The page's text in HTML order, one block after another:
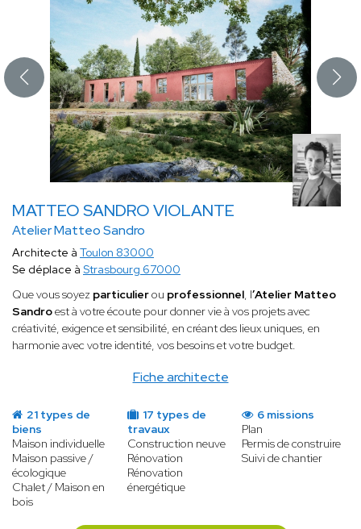
MATTEO SANDRO VIOLANTE
Atelier Matteo Sandro
Fiche architecte
Architecte à Toulon 83000
Se déplace à Strasbourg 67000
Que vous soyez particulierou professionnel, l’Atelier Matteo
Sandroest à votre écoute pour donner vie à vos projets avec
créativité, exigence et sensibilité, en créant des lieux uniques, en
harmonie avec votre identité, vos besoins et votre budget.
21 types de
biens
Maison individuelle
Maison passive /
écologique
Chalet / Maison en
bois
17 types de
travaux
Construction neuve
Rénovation
Rénovation
énergétique
6 missions
Plan
Permis de construire
Suivi de chantier